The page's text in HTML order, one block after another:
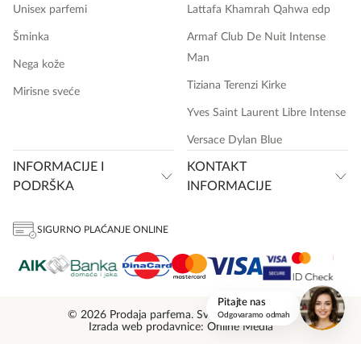
Unisex parfemi
Šminka
Nega kože
Mirisne sveće
Lattafa Khamrah Qahwa edp
Armaf Club De Nuit Intense
Man
Tiziana Terenzi Kirke
Yves Saint Laurent Libre Intense
Versace Dylan Blue
INFORMACIJE I
PODRŠKA
KONTAKT
INFORMACIJE
SIGURNO PLAĆANJE ONLINE
© 2026 Prodaja parfema. Sva prava zadržana.
Izrada web prodavnice: Online Media
Pitajte nas
Odgovaramo odmah